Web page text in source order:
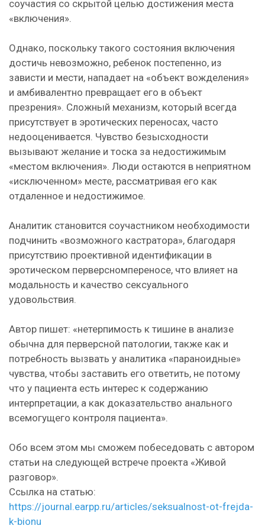
соучастия со скрытой целью достижения места
«включения».
Однако, поскольку такого состояния включения
достичь невозможно, ребенок постепенно, из
зависти и мести, нападает на «объект вожделения»
и амбивалентно превращает его в объект
презрения». Сложный механизм, который всегда
присутствует в эротических переносах, часто
недооценивается. Чувство безысходности
вызывают желание и тоска за недостижимым
«местом включения». Люди остаются в неприятном
«исключенном» месте, рассматривая его как
отдаленное и недостижимое.
Аналитик становится соучастником необходимости
подчинить «возможного кастратора», благодаря
присутствию проективной идентификации в
эротическом перверсномпереносе, что влияет на
модальность и качество сексуального
удовольствия.
Автор пишет: «нетерпимость к тишине в анализе
обычна для перверсной патологии, также как и
потребность вызвать у аналитика «параноидные»
чувства, чтобы заставить его ответить, не потому
что у пациента есть интерес к содержанию
интерпретации, а как доказательство анального
всемогущего контроля пациента».
Обо всем этом мы сможем побеседовать с автором
статьи на следующей встрече проекта «Живой
разговор».
Ссылка на статью:
https://journal.earpp.ru/articles/seksualnost-ot-frejda-
k-bionu